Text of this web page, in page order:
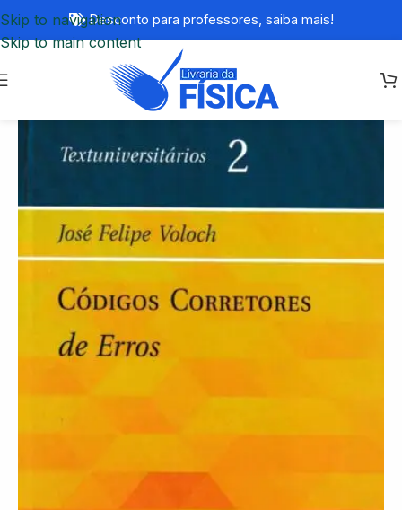
Skip to navigation
Skip to main content
Desconto para professores, saiba mais!